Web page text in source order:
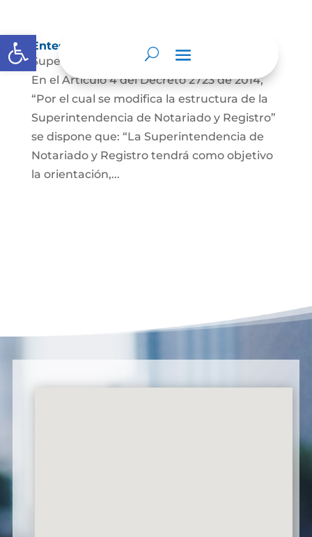
Abrir barra de herramientas
Entes y autoridades que lo vigilan
Superintendencia de Notariado y Registro
En el Artículo 4 del Decreto 2723 de 2014,
“Por el cual se modifica la estructura de la
Superintendencia de Notariado y Registro”
se dispone que: “La Superintendencia de
Notariado y Registro tendrá como objetivo
la orientación,...